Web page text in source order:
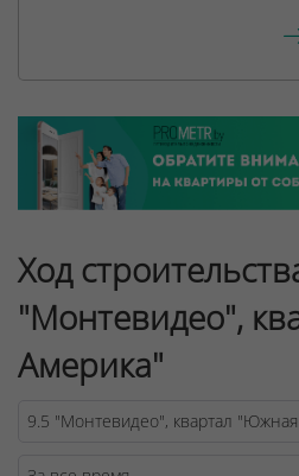
Ход
"Монтевидео",
Америка"